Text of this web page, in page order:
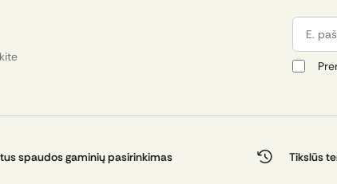
E.
spaudos gaminių pasirinkimas Tikslūs